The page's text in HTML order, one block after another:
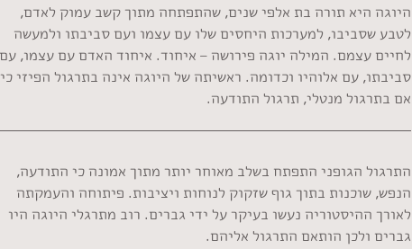
היוגה היא תורה בת אלפי שנים, שהתפתחה מתוך קשב עמוק לאדם,
לטבע שסביבו, למערכות היחסים שלו עם עצמו ועם סביבתו ולמעשה
לחיים עצמם. המילה יוגה פירושה – איחוד. איחוד האדם עם עצמו,
סביבתו, עם אלוהיו וכדומה. ראשיתה של היוגה אינה בתרגול הפיזי כי
אם בתרגול מנטלי, תרגול התודעה.
התרגול הגופני התפתח בשלב מאוחר יותר מתוך אמונה כי התודעה,
הנפש, שוכנות בתוך גוף שזקוק לנוחות ויציבות. פיתוחה והעמקתה
לאורך ההיסטוריה נעשו בעיקר על ידי גברים. רוב מתרגלי היוגה היו
גברים ולכן הותאם התרגול אליהם.